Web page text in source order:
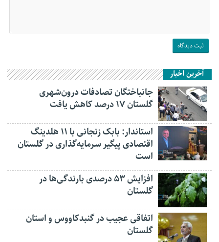
آخرین اخبار
جانباختگان تصادفات درون‌شهری
گلستان ۱۷ درصد کاهش یافت
استاندار: بابک زنجانی با ۱۱ هلدینگ
اقتصادی پیگیر سرمایه‌گذاری در گلستان
است
افزایش ۵۳ درصدی بارندگی‌ها در
گلستان
اتفاقی عجیب در‌ گنبدکاووس و استان
گلستان